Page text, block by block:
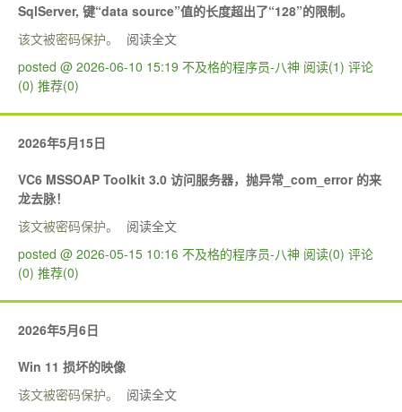
SqlServer, 键“data source”值的长度超出了“128”的限制。
该文被密码保护。
阅读全文
posted @ 2026-06-10 15:19 不及格的程序员-八神 阅读(1) 评论
(0) 推荐(0)
2026年5月15日
VC6 MSSOAP Toolkit 3.0 访问服务器，抛异常_com_error 的来
龙去脉！
该文被密码保护。
阅读全文
posted @ 2026-05-15 10:16 不及格的程序员-八神 阅读(0) 评论
(0) 推荐(0)
2026年5月6日
Win 11 损坏的映像
该文被密码保护。
阅读全文